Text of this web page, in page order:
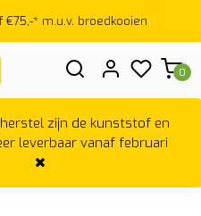
€75,-* m.u.v. broedkooien
0
zijn de kunststof en
leverbaar vanaf februari